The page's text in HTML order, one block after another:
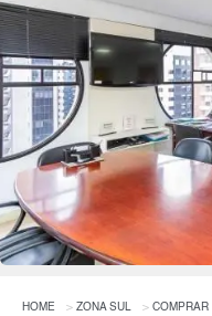
HOME ZONA SUL COMPRAR